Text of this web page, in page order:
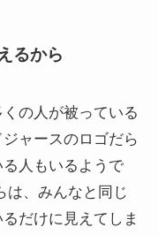
るから
の人が被っている
ャースのロゴだら
人もいるようで
は、みんなと同じ
だけに見えてしま